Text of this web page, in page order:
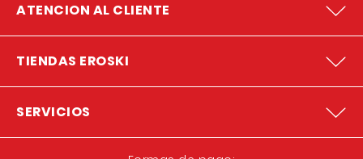
ATENCION AL CLIENTE
TIENDAS EROSKI
SERVICIOS